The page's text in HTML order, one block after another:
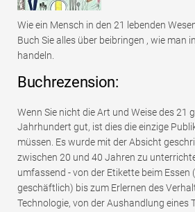
Wie ein Mensch in den 21 lebenden
Buch Sie alles über beibringen , wie man
handeln.
Buchrezension:
Wenn Sie nicht die Art und Weise des 21
Jahrhundert gut, ist dies die einzige
müssen. Es wurde mit der Absicht
zwischen 20 und 40 Jahren zu
umfassend - von der Etikette beim Essen
geschäftlich) bis zum Erlernen des
Technologie, von der Aushandlung eines